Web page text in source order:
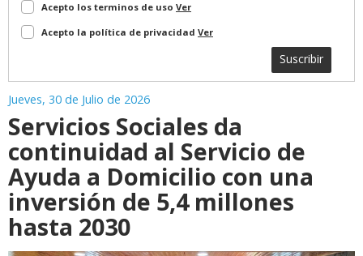
Acepto los terminos de uso Ver
Acepto la política de privacidad Ver
Suscribir
Jueves, 30 de Julio de 2026
Servicios Sociales da
continuidad al Servicio de
Ayuda a Domicilio con una
inversión de 5,4 millones
hasta 2030